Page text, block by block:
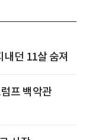
던 11살 숨져
프 백악관